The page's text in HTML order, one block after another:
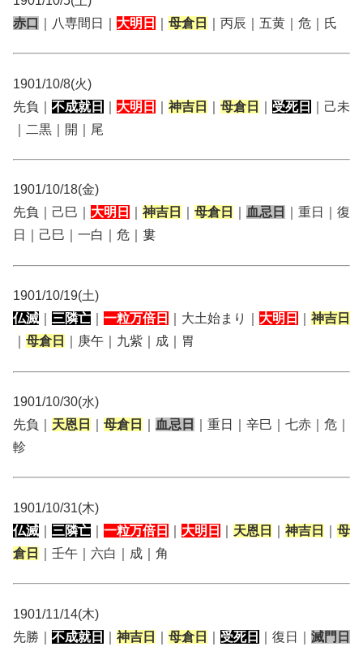
赤口
｜八専間日｜ 大明日 母倉日 ｜丙辰｜五黄｜危｜氏
1901/10/8(火)
先負｜ 不成就日 大明日 神吉日 母倉日 受死日
｜己未
｜二黒｜開｜尾
1901/10/18(金)
先負｜己巳｜ 大明日 神吉日 母倉日 血忌日
｜重日｜復
日｜己巳｜一白｜危｜婁
1901/10/19(土)
仏滅
三隣亡 一粒万倍日 ｜大土始まり｜ 大明日
神吉日
母倉日 ｜庚午｜九紫｜成｜胃
1901/10/30(水)
先負｜ 天恩日 母倉日 血忌日
｜重日｜辛巳｜七赤｜危｜
軫
1901/10/31(木)
仏滅
三隣亡 一粒万倍日 大明日 天恩日 神吉日
母
倉日
｜壬午｜六白｜成｜角
1901/11/14(木)
先勝｜ 不成就日 神吉日 母倉日 受死日 ｜復日｜ 滅門日